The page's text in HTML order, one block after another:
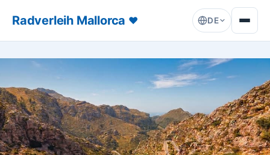
Radverleih Mallorca ♥ DE